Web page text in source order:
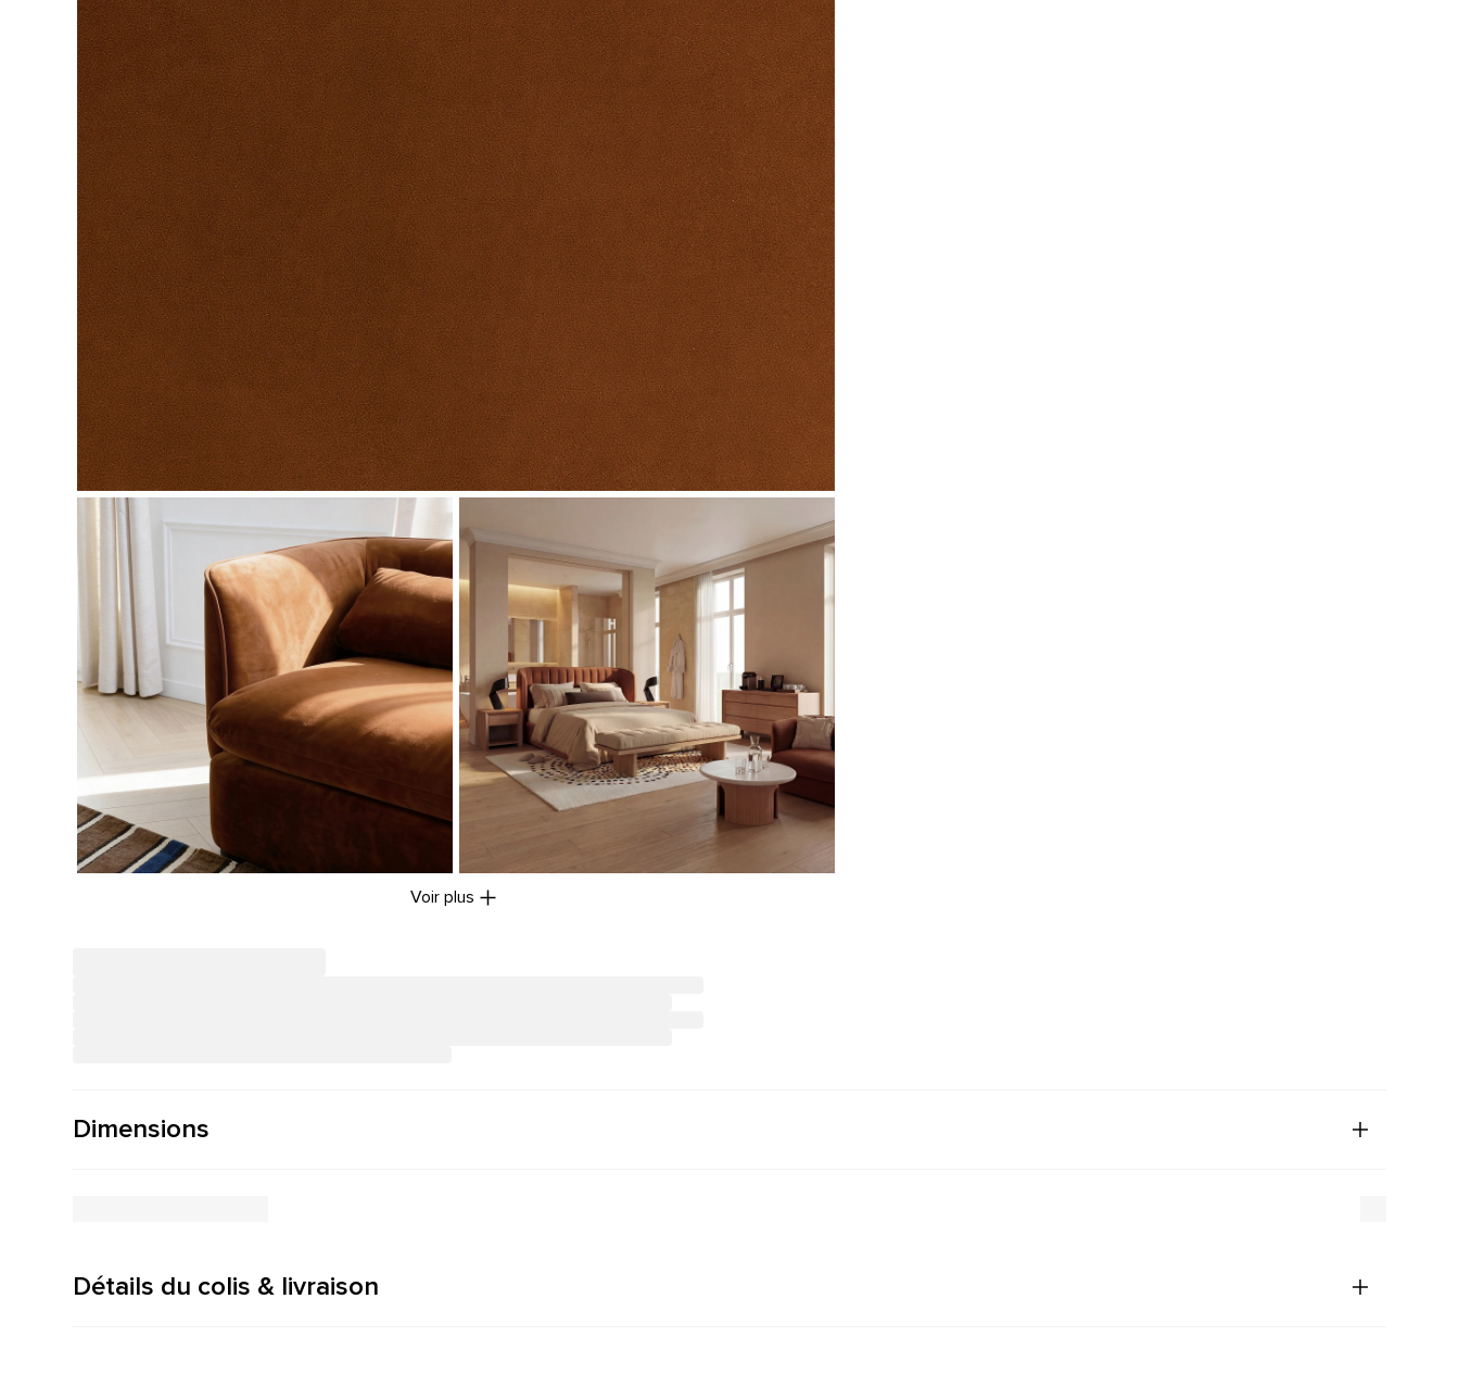
Voir plus
Dimensions
Détails du colis & livraison